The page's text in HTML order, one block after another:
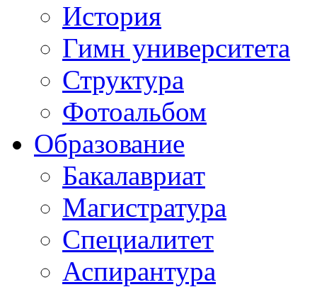
История
Гимн университета
Структура
Фотоальбом
Образование
Бакалавриат
Магистратура
Специалитет
Аспирантура